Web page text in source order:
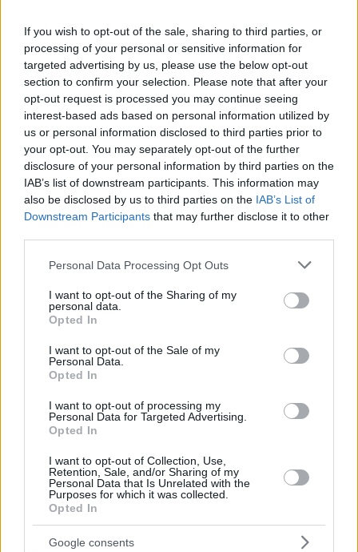
If you wish to opt-out of the sale, sharing to third parties, or
processing of your personal or sensitive information for
targeted advertising by us, please use the below opt-out
section to confirm your selection. Please note that after your
opt-out request is processed you may continue seeing
interest-based ads based on personal information utilized by
us or personal information disclosed to third parties prior to
your opt-out. You may separately opt-out of the further
disclosure of your personal information by third parties on the
IAB’s list of downstream participants. This information may
also be disclosed by us to third parties on the IAB’s List of
Downstream Participants that may further disclose it to other
Please note that this website/app uses one or more Google
not limited to your visit or usage behaviour. You may click to
grant or deny consent to Google and its third-party tags to
use your data for below specified purposes in below Google
consent section.
Personal Data Processing Opt Outs
I want to opt-out of the Sharing of my
personal data.
Opted In
I want to opt-out of the Sale of my
Personal Data.
Opted In
I want to opt-out of processing my
Personal Data for Targeted Advertising.
Opted In
I want to opt-out of Collection, Use,
Retention, Sale, and/or Sharing of my
Personal Data that Is Unrelated with the
Purposes for which it was collected.
Opted In
Google consents
Por Eurohoops team/info@eurohoops.net
Eric para la próxima temporada con opción a una segunda.
Eric es un poderoso pívot nigeriano de 2.10 metros y 27
años de edad que se formó en EE.UU, concretamente en la
Universidad de Temple. El nuevo hombre de negro ha
jugado 98 partidos en la D-League norteamericana en
Canton Charge y Texas Legends, siendo parte del All-Star de
El interior africano cuenta con experiencia en el baloncesto
europeo, concretamente en el Panelefsiniakos griego, en el
Brindisi italiano la temporada 2014-15 y en el AEK Atenas el
pasado curso.
En su último año en la Liga de Desarrollo promedió 11,8